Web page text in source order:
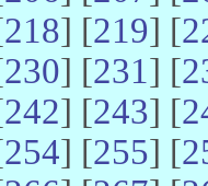
218] [219] [
230] [231] [
242] [243] [
254] [255] [